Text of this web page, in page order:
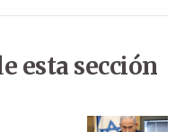
esta sección